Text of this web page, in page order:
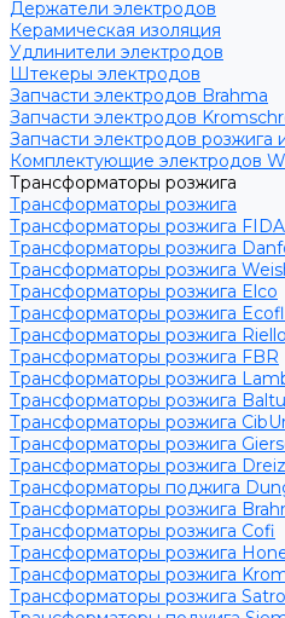
Держатели электродов
Керамическая изоляция
Удлинители электродов
Штекеры электродов
Запчасти электродов Brahma
Запчасти электродов
Запчасти электродов розжига
Комплектующие электродов
Трансформаторы розжига
Трансформаторы розжига
Трансформаторы розжига FIDA
Трансформаторы розжига
Трансформаторы розжига
Трансформаторы розжига Elco
Трансформаторы розжига
Трансформаторы розжига Riello
Трансформаторы розжига FBR
Трансформаторы розжига
Трансформаторы розжига
Трансформаторы розжига
Трансформаторы розжига
Трансформаторы розжига
Трансформаторы поджига
Трансформаторы розжига
Трансформаторы розжига Cofi
Трансформаторы розжига
Трансформаторы розжига
Трансформаторы розжига